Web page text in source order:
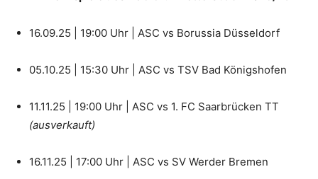
16.09.25 | 19:00 Uhr | ASC vs Borussia Düsseldorf
05.10.25 | 15:30 Uhr | ASC vs TSV Bad Königshofen
11.11.25 | 19:00 Uhr | ASC vs 1. FC Saarbrücken TT
(ausverkauft)
16.11.25 | 17:00 Uhr | ASC vs SV Werder Bremen